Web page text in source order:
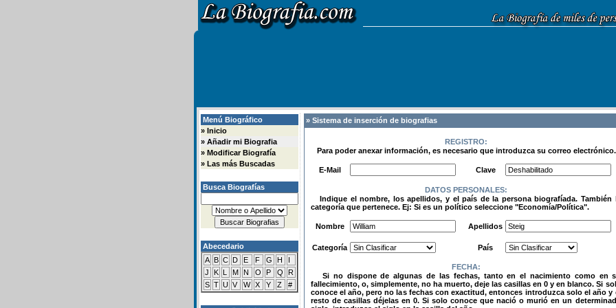
Menú Biográfico
» Inicio
» Añadir mi Biografia
» Modificar Biografía
» Las más Buscadas
Busca Biografías
Abecedario
A B C D E F G H
I
J
K L M N O P Q
R
S T U V W X Y Z #
» Sistema de inserción de biografias
REGISTRO:
Para poder anexar información, es necesario que introduzca su correo electrónico.
E-Mail
Clave
DATOS PERSONALES:
Indique el nombre, los apellidos, y el país de la persona biografíada. También
categoría que pertenece. Ej: Si es un político seleccione "Economía/Política".
Nombre
Apellidos
Categoría País
FECHA:
Si no dispone de algunas de las fechas, tanto en el nacimiento como en
fallecimiento, o, simplemente, no ha muerto, deje las casillas en 0 y en blanco. Si
conoce el año, pero no las fechas con exactitud, entonces introduzca solo el año y
resto de casillas déjelas en 0. Si solo conoce que nació o murió en un